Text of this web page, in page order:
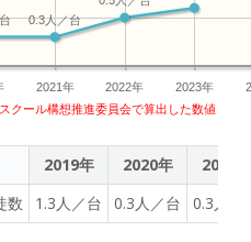
されました。 【授業概要：
プログラミングの基礎知識
からカードプログラミング
によるドローン操作】 本授
学校・粟島浦中学校に通う
小学１年生から中学３年生
の児童生徒 計28名を対象
に実施されました。 授業で
2021年 2022年 2023年
0.3人／台
クール構想推進委員会で算出した数値
2019年 2020年
2021年
数
1.3人／台 0.3人／台 0.3人／